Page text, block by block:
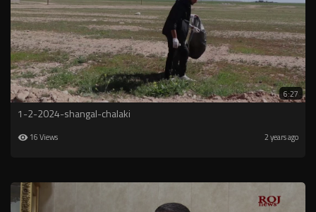
6:27
1-2-2024-shangal-chalaki
16 Views 2 years ago